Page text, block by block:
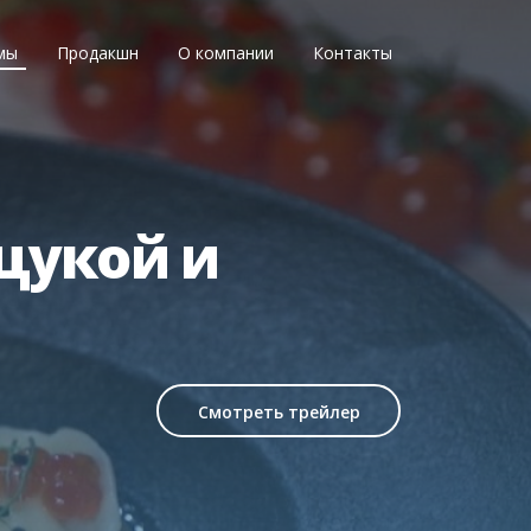
Продакшн О компании Контакты
и
Смотреть трейлер